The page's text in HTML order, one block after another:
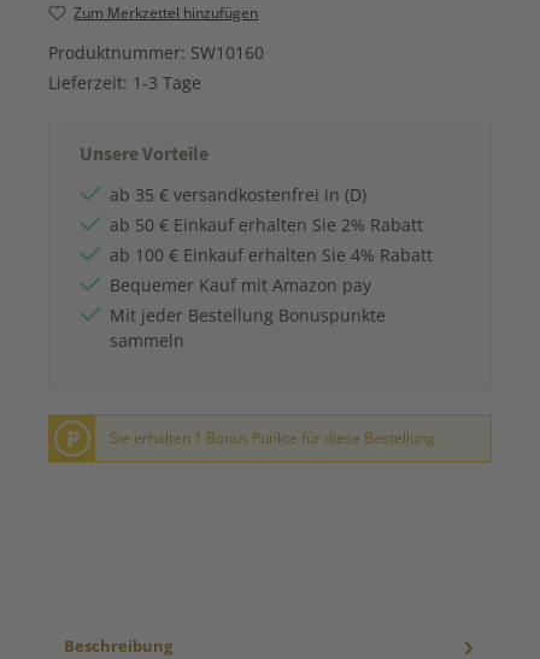
Zum Merkzettel hinzufügen
Produktnummer: SW10160
Lieferzeit: 1-3 Tage
Unsere Vorteile
ab 35 € versandkostenfrei in (D)
ab 50 € Einkauf erhalten Sie 2% Rabatt
ab 100 € Einkauf erhalten Sie 4% Rabatt
Bequemer Kauf mit Amazon pay
Mit jeder Bestellung Bonuspunkte
sammeln
P Sie erhalten 1 Bonus Punkte für diese Bestellung
Beschreibung